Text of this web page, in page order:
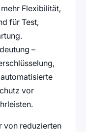
Flexibilität,
für Test,
–
vor
von reduzierten